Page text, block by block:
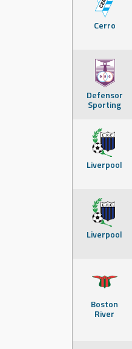
Cerro
Defensor
Sporting
Liverpool
Liverpool
Boston
River